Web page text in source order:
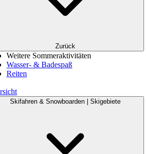
Zurück
Weitere Sommeraktivitäten
Wasser- & Badespaß
Reiten
Skifahren & Snowboarden | Skigebiete